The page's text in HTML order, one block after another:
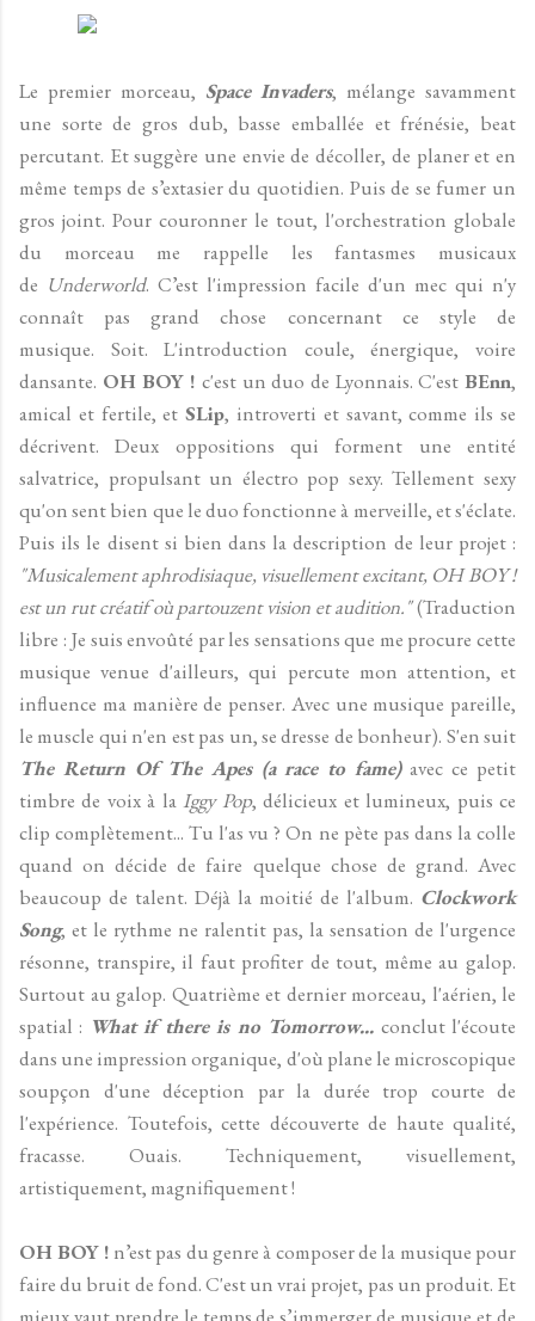
Le premier morceau, Space Invaders, mélange savamment
une sorte de gros dub, basse emballée et frénésie, beat
percutant. Et suggère une envie de décoller, de planer et en
même temps de s’extasier du quotidien. Puis de se fumer un
gros joint. Pour couronner le tout, l'orchestration globale
du morceau me rappelle les fantasmes musicaux
de Underworld. C’est l'impression facile d'un mec qui n'y
connaît pas grand chose concernant ce style de
musique. Soit. L'introduction coule, énergique, voire
dansante. OH BOY ! c'est un duo de Lyonnais. C'estBEnn,
amical et fertile, etSLip, introverti et savant, comme ils se
décrivent. Deux oppositions qui forment une entité
salvatrice, propulsant un électro pop sexy. Tellement sexy
qu'on sent bien que le duo fonctionne à merveille, et s'éclate.
Puis ils le disent si bien dans la description de leur projet :
"Musicalement aphrodisiaque, visuellement excitant, OH BOY !
est un rut créatif où partouzent vision et audition."(Traduction
libre : Je suis envoûté par les sensations que me procure cette
musique venue d'ailleurs, qui percute mon attention, et
influence ma manière de penser. Avec une musique pareille,
le muscle qui n'en est pas un, se dresse de bonheur). S'en suit
The Return Of The Apes (a race to fame)avec ce petit
timbre de voix à laIggy Pop, délicieux et lumineux, puis ce
clip complètement... Tu l'as vu ? On ne pète pas dans la colle
quand on décide de faire quelque chose de grand. Avec
beaucoup de talent. Déjà la moitié de l'album. Clockwork
Song, et le rythme ne ralentit pas, la sensation de l'urgence
résonne, transpire, il faut profiter de tout, même au galop.
Surtout au galop. Quatrième et dernier morceau, l'aérien, le
spatial : What if there is no Tomorrow... conclut l'écoute
dans une impression organique, d'où plane le microscopique
soupçon d'une déception par la durée trop courte de
l'expérience. Toutefois, cette découverte de haute qualité,
fracasse. Ouais. Techniquement, visuellement,
artistiquement, magnifiquement !
OH BOY ! n’est pas du genre à composer de la musique pour
faire du bruit de fond. C'est un vrai projet, pas un produit. Et
mieux vaut prendre le temps de s’immerger de musique et de